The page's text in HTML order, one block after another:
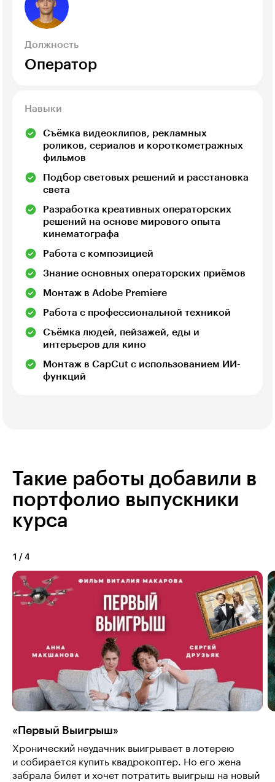
Должность
Оператор
Навыки
Съёмка видеоклипов, рекламных
роликов, сериалов и короткометражных
фильмов
Подбор световых решений и расстановка
света
Разработка креативных операторских
решений на основе мирового опыта
кинематографа
Работа с композицией
Знание основных операторских приёмов
Монтаж в Adobe Premiere
Работа с профессиональной техникой
Съёмка людей, пейзажей, еды и
интерьеров для кино
Монтаж в CapCut с использованием ИИ-
функций
Такие работы добавили в
портфолио выпускники
курса
1 / 4
«Первый Выигрыш»
Хронический неудачник выигрывает в лотерею
и собирается купить квадрокоптер. Но его жена
забрала билет и хочет потратить выигрыш на новый